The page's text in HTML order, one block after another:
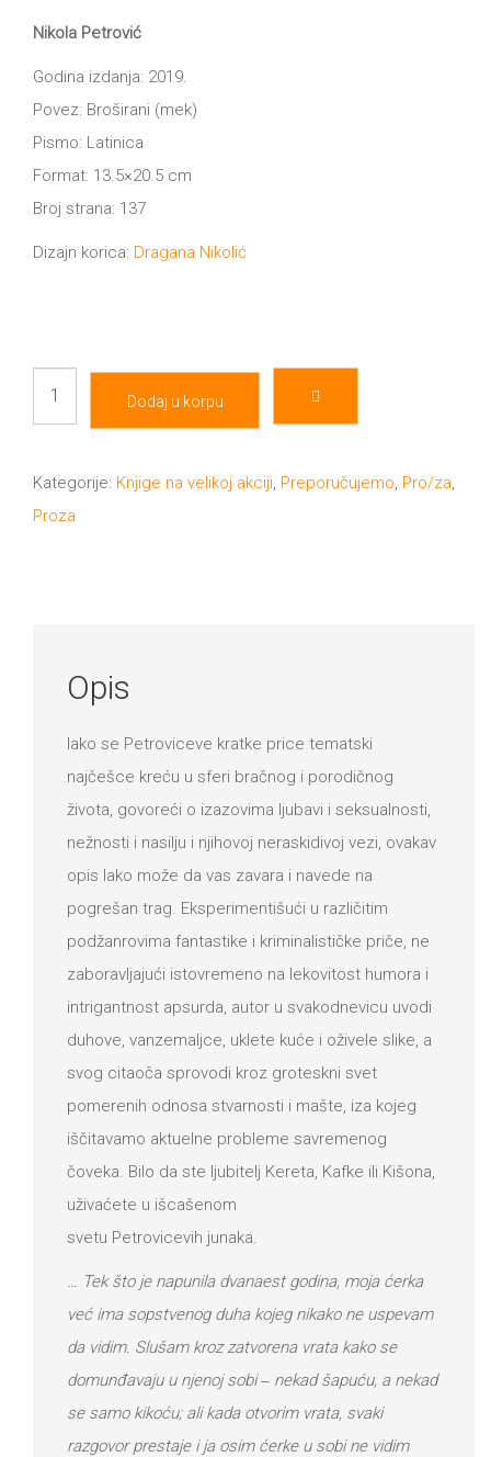
All
Star
Buka&Bes
NORD
Sredozemlje
12/19
12/19+
se!
Poezija!
GIFT
SHOP
KNJIŽARA
je
bila:
800.00 RSD.
Nikola Petrović
Godina izdanja: 2019.
Povez: Broširani (mek)
Pismo: Latinica
Format: 13.5×20.5 cm
Broj strana: 137
Dizajn korica: Dragana Nikolić
količina
Dodaj u korpu
Kategorije: Knjige na velikoj akciji, Preporučujemo, Pro/za,
Proza
Opis
Iako se Petroviceve kratke price tematski
najčešce kreću u sferi bračnog i porodičnog
života, govoreći o izazovima ljubavi i seksualnosti,
nežnosti i nasilju i njihovoj neraskidivoj vezi, ovakav
opis lako može da vas zavara i navede na
pogrešan trag. Eksperimentišući u različitim
podžanrovima fantastike i kriminalističke priče, ne
zaboravljajući istovremeno na lekovitost humora i
intrigantnost apsurda, autor u svakodnevicu uvodi
duhove, vanzemaljce, uklete kuće i oživele slike, a
svog citaoča sprovodi kroz groteskni svet
pomerenih odnosa stvarnosti i mašte, iza kojeg
iščitavamo aktuelne probleme savremenog
čoveka. Bilo da ste ljubitelj Kereta, Kafke ili Kišona,
uživaćete u išcašenom
svetu Petrovicevih junaka.
… Tek što je napunila dvanaest godina, moja ćerka
već ima sopstvenog duha kojeg nikako ne uspevam
da vidim. Slušam kroz zatvorena vrata kako se
domunđavaju u njenoj sobi ‒ nekad šapuću, a nekad
se samo kikoću; ali kada otvorim vrata, svaki
razgovor prestaje i ja osim ćerke u sobi ne vidim